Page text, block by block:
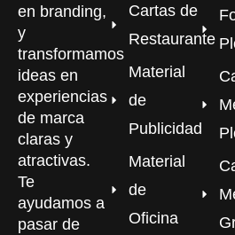
en branding,
y
transformamos
ideas en
experiencias
de marca
claras y
atractivas.
Te
ayudamos a
pasar de
Cartas de
Restaurante
Material
de
Publicidad
Material
de
Oficina